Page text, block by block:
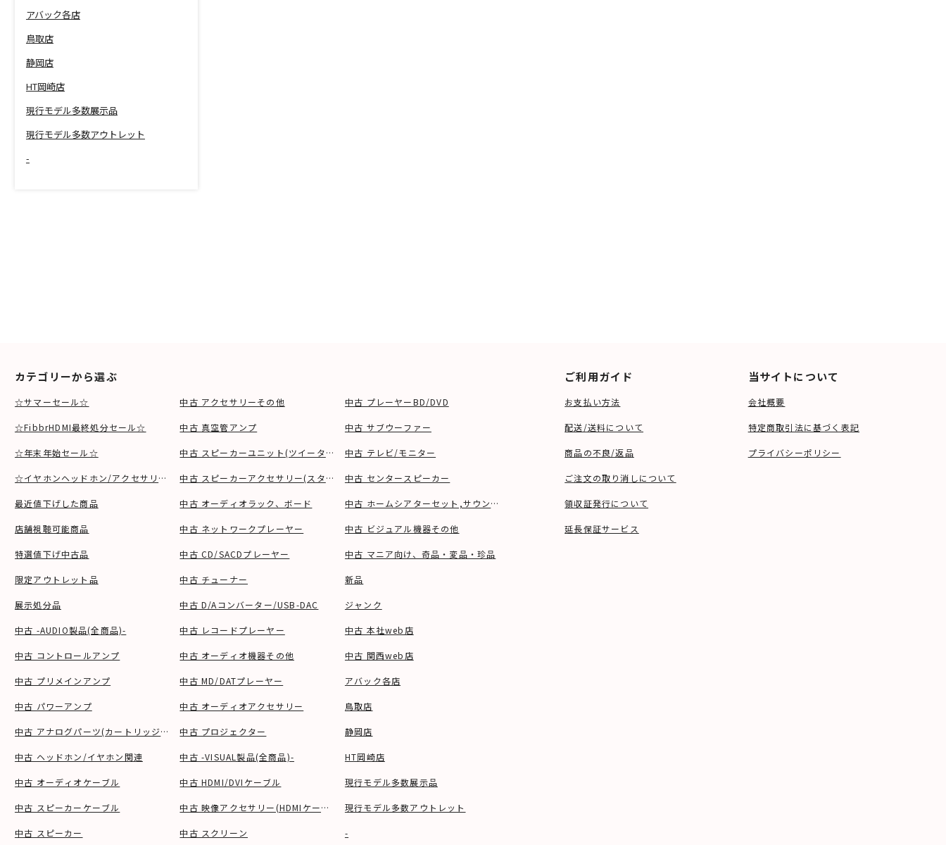
アバック各店
鳥取店
静岡店
HT岡崎店
現行モデル多数展示品
現行モデル多数アウトレット
-
カテゴリーから選ぶ
☆サマーセール☆
☆FibbrHDMI最終処分セール☆
☆年末年始セール☆
☆イヤホンヘッドホン/アクセサリSALE☆
最近値下げした商品
店舗視聴可能商品
特選値下げ中古品
限定アウトレット品
展示処分品
中古 -AUDIO製品(全商品)-
中古 コントロールアンプ
中古 プリメインアンプ
中古 パワーアンプ
中古 アナログパーツ(カートリッジ、シェル等)
中古 ヘッドホン/イヤホン関連
中古 オーディオケーブル
中古 スピーカーケーブル
中古 スピーカー
中古 アクセサリーその他
中古 真空管アンプ
中古 スピーカーユニット(ツイーター、ウーファー等)
中古 スピーカーアクセサリー(スタンド等)
中古 オーディオラック、ボード
中古 ネットワークプレーヤー
中古 CD/SACDプレーヤー
中古 チューナー
中古 D/Aコンバーター/USB-DAC
中古 レコードプレーヤー
中古 オーディオ機器その他
中古 MD/DATプレーヤー
中古 オーディオアクセサリー
中古 プロジェクター
中古 -VISUAL製品(全商品)-
中古 HDMI/DVIケーブル
中古 映像アクセサリー(HDMIケーブル等)
中古 スクリーン
中古 プレーヤーBD/DVD
中古 サブウーファー
中古 テレビ/モニター
中古 センタースピーカー
中古 ホームシアターセット,サウンドバー
中古 ビジュアル機器その他
中古 マニア向け、奇品・変品・珍品
新品
ジャンク
中古 本社web店
中古 関西web店
アバック各店
鳥取店
静岡店
HT岡崎店
現行モデル多数展示品
現行モデル多数アウトレット
-
ご利用ガイド
お支払い方法
配送/送料について
商品の不良/返品
ご注文の取り消しについて
領収証発行について
延長保証サービス
当サイトについて
会社概要
特定商取引法に基づく表記
プライバシーポリシー